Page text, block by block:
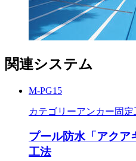
関連システム
M-PG15
カテゴリーアンカー固
プール防水「アクア
工法